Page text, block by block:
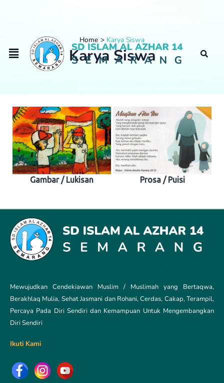
Home Karya Siswa
Karya Siswa
Gambar / Lukisan Prosa / Puisi
Mewujudkan Cendekiawan Muslim / Muslimah yang Bertaqwa,
Berakhlaq Mulia, Sehat Jasmani dan Rohani, Cerdas, Cakap, Terampil,
Percaya Pada Diri Sendiri dan Kemampuan Untuk Mengembangkan
Diri Sendiri
Ikuti Kami